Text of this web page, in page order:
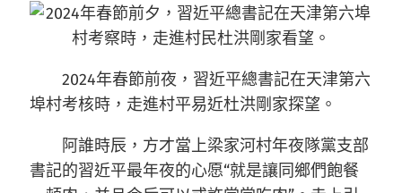
2024年春節前夜，習近平總書記在天津第六
埠村考核時，走進村平易近杜洪剛家探望。
阿誰時辰，方才當上梁家河村年夜隊黨支部
書記的習近平最年夜的心愿“就是讓同鄉們飽餐